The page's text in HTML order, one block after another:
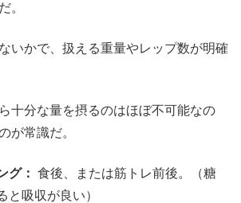
だ。
いかで、扱える重量やレップ数が明確
十分な量を摂るのはほぼ不可能なの
が常識だ。
グ： 食後、または筋トレ前後。（糖
と吸収が良い）